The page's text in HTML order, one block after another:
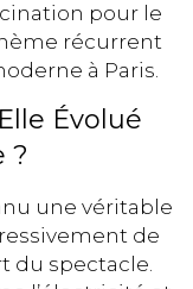
pour le
récurrent
à Paris.
Évolué
?
une véritable
de
du spectacle.